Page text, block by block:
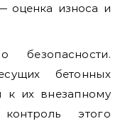
оценка износа и
бетонных
к их внезапному
этого